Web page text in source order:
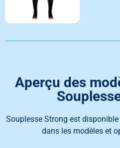
Aperçu des
Souplesse Strong est
dans les modèles et